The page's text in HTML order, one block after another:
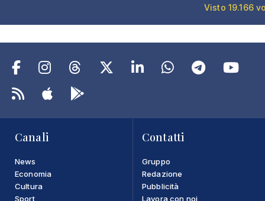
Visto 19.166
Canali
News
Economia
Cultura
Sport
Contatti
Gruppo
Redazione
Pubblicità
Lavora con noi